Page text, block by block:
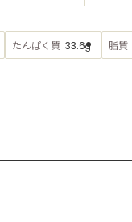
たんぱく質 33.6g 脂質